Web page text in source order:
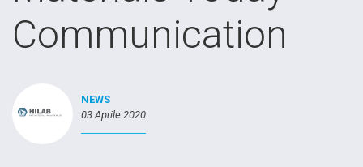
Communication
NEWS
03 Aprile 2020